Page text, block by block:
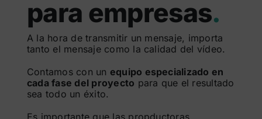
para empresas.
A la hora de transmitir un mensaje, importa
tanto el mensaje como la calidad del vídeo.
Contamos con un equipo especializado en
cada fase del proyecto para que el resultado
sea todo un éxito.
Es importante que las propductoras